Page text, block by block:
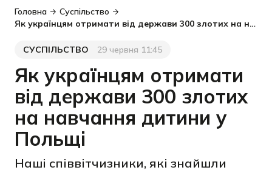
Головна
Суспільство
Як українцям отримати від держави 300 злотих на навчання дитини у Польщі
Категорія
СУСПІЛЬСТВО
Дата публікації29 червня 11:45
Як українцям отримати
від держави 300 злотих
на навчання дитини у
Польщі
Наші співвітчизники, які знайшли